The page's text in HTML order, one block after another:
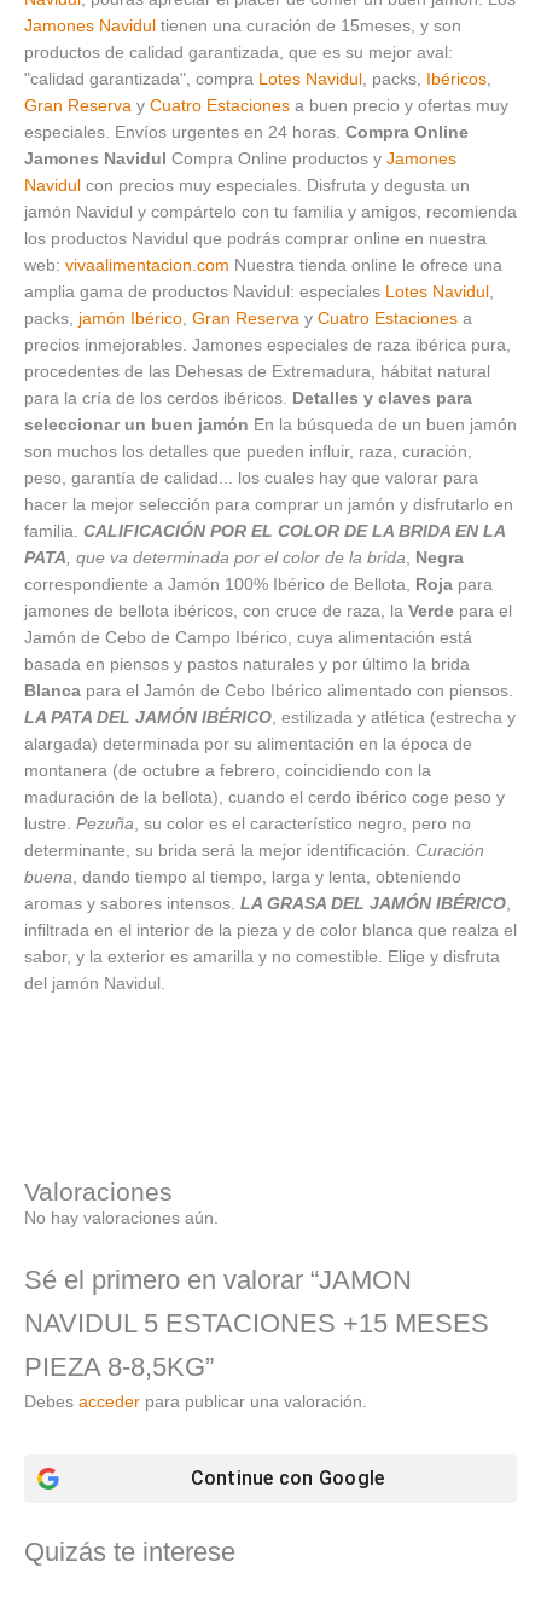
Jamones Navidul tienen una curación de 15meses, y son
productos de calidad garantizada, que es su mejor aval:
"calidad garantizada", compra
Lotes Navidul , packs, Ibéricos
Gran Reserva y Cuatro Estaciones a buen precio y ofertas muy
especiales. Envíos urgentes en 24 horas. Compra Online
Jamones Navidul Compra Online productos y Jamones
Navidul con precios muy especiales. Disfruta y degusta un
jamón Navidul y compártelo con tu familia y amigos, recomienda
los productos Navidul que podrás comprar online en nuestra
web: vivaalimentacion.com Nuestra tienda online le ofrece una
amplia gama de productos Navidul: especiales
Lotes Navidul
packs, jamón Ibérico Gran Reserva y Cuatro Estaciones a
precios inmejorables. Jamones especiales de raza ibérica pura,
procedentes de las Dehesas de Extremadura, hábitat natural
para la cría de los cerdos ibéricos.
Detalles y claves para
seleccionar un buen jamón En la búsqueda de un buen jamón
son muchos los detalles que pueden influir, raza, curación,
peso, garantía de calidad... los cuales hay que valorar para
hacer la mejor selección para comprar un jamón y disfrutarlo en
familia. CALIFICACIÓN POR EL COLOR DE LA BRIDA EN LA
PATA , que va determinada por el color de la brida
Negra
correspondiente a Jamón 100% Ibérico de Bellota,
Roja para
jamones de bellota ibéricos, con cruce de raza, la Verde para el
Jamón de Cebo de Campo Ibérico, cuya alimentación está
basada en piensos y pastos naturales y por último la brida
Blanca para el Jamón de Cebo Ibérico alimentado con piensos.
LA PATA DEL JAMÓN IBÉRICO , estilizada y atlética (estrecha y
alargada) determinada por su alimentación en la época de
montanera (de octubre a febrero, coincidiendo con la
maduración de la bellota), cuando el cerdo ibérico coge peso y
lustre. Pezuña , su color es el característico negro, pero no
determinante, su brida será la mejor identificación. Curación
buena , dando tiempo al tiempo, larga y lenta, obteniendo
aromas y sabores intensos. LA GRASA DEL JAMÓN IBÉRICO
infiltrada en el interior de la pieza y de color blanca que realza el
sabor, y la exterior es amarilla y no comestible. Elige y disfruta
del jamón Navidul.
Valoraciones
No hay valoraciones aún.
Sé el primero en valorar “JAMON
NAVIDUL 5 ESTACIONES +15 MESES
PIEZA 8-8,5KG”
Debes acceder para publicar una valoración.
Continue con Google
Quizás te interese